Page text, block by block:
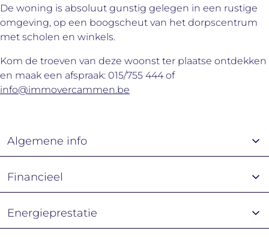
De woning is absoluut gunstig gelegen in een rustige
omgeving, op een boogscheut van het dorpscentrum
met scholen en winkels.
Kom de troeven van deze woonst ter plaatse ontdekken
en maak een afspraak: 015/755 444 of
info@immovercammen.be
Algemene info
Financieel
Energieprestatie